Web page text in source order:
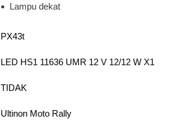
Lampu dekat
PX43t
LED HS1 11636 UMR 12 V 12/12 W X1
TIDAK
Ultinon Moto Rally